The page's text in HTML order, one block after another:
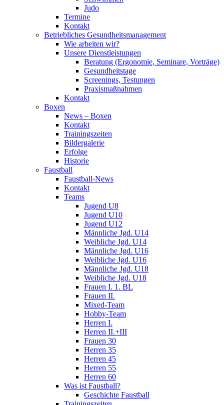
Judo
Termine
Kontakt
Betriebliches Gesundheits­management
Wie arbeiten wir?
Unsere Dienstleistungen
Beratung (Ergonomie, Seminare, Vorträge)
Gesundheitstage
Screenings, Testungen
Praxismaßnahmen
Kontakt
Boxen
News – Boxen
Kontakt
Trainingszeiten
Bildergalerie
Erfolge
Historie
Faustball
Faustball-News
Kontakt
Teams
Jugend U8
Jugend U10
Jugend U12
Männliche Jgd. U14
Weibliche Jgd. U14
Männliche Jgd. U16
Weibliche Jgd. U16
Männliche Jgd. U18
Weibliche Jgd. U18
Frauen I. 1. BL
Frauen II.
Mixed-Team
Hobby-Team
Herren I.
Herren II.+III
Frauen 30
Herren 35
Herren 45
Herren 55
Herren 60
Was ist Faustball?
Geschichte Faustball